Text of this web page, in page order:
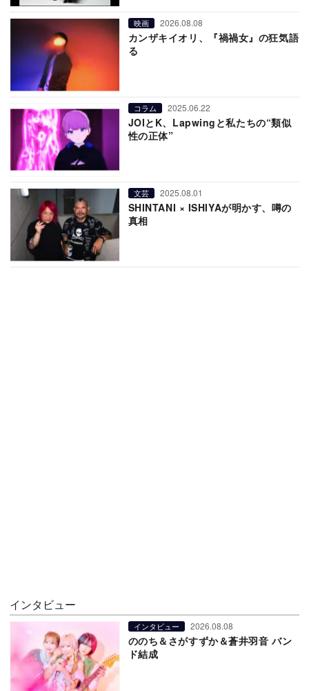
映画 2026.08.08
カンザキイオリ、『禍禍女』の狂気語
る
コラム 2025.06.22
JOIとK、Lapwingと私たちの“類似
性の正体”
文芸 2025.08.01
SHINTANI × ISHIYAが明かす、噂の
真相
インタビュー
インタビュー 2026.08.08
ののち＆さがすずか＆蒼井羽音 バン
ド結成